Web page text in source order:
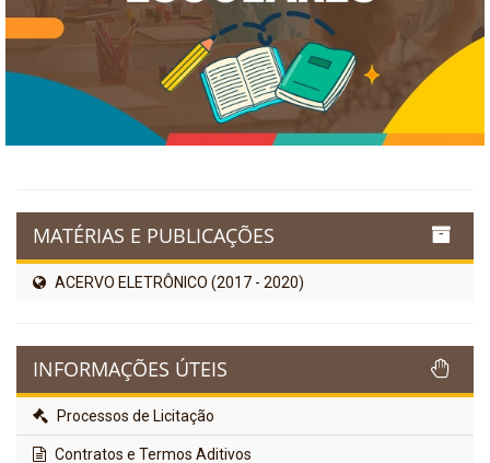
MATÉRIAS E PUBLICAÇÕES
ACERVO ELETRÔNICO (2017 - 2020)
INFORMAÇÕES ÚTEIS
Processos de Licitação
Contratos e Termos Aditivos